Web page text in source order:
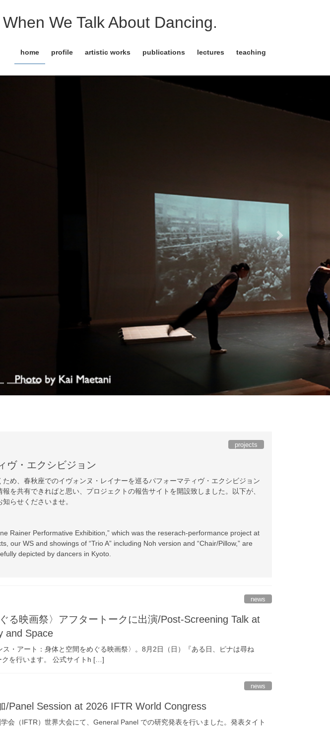
We Talk About Dancing.
home profile artistic works publications lectures teaching
Next
projects
ヴ・エクシビジョン
め、春秋座でのイヴォンヌ・レイナーを巡るパフォーマティヴ・エクシビジョン
を共有できればと思い、プロジェクトの報告サイトを開設致しました。以下が、
らせくださいませ。
Rainer Performative Exhibition,” which was the reserach-performance project at
our WS and showings of “Trio A” including Noh version and “Chair/Pillow,” are
depicted by dancers in Kyoto.
news
る映画祭〉アフタートークに出演/Post-Screening Talk at
and Space
・アート：身体と空間をめぐる映画祭〉。8月2日（日）『ある日、ピナは尋ね
を行います。 公式サイトh […]
news
Panel Session at 2026 IFTR World Congress
会（IFTR）世界大会にて、General Panel での研究発表を行いました。発表タイト